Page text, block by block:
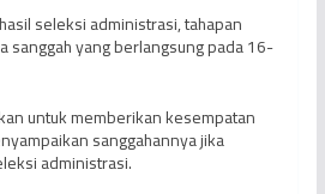
seleksi administrasi, tahapan
sanggah yang berlangsung pada 16-
untuk memberikan kesempatan
sanggahannya jika
administrasi.